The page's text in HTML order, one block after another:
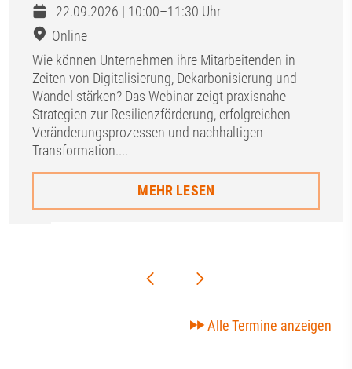
22.09.2026 | 10:00–11:30 Uhr
Online
Wie können Unternehmen ihre Mitarbeitenden in
Zeiten von Digitalisierung, Dekarbonisierung und
Wandel stärken? Das Webinar zeigt praxisnahe
Strategien zur Resilienzförderung, erfolgreichen
Veränderungsprozessen und nachhaltigen
Transformation....
MEHR LESEN
Alle Termine anzeigen